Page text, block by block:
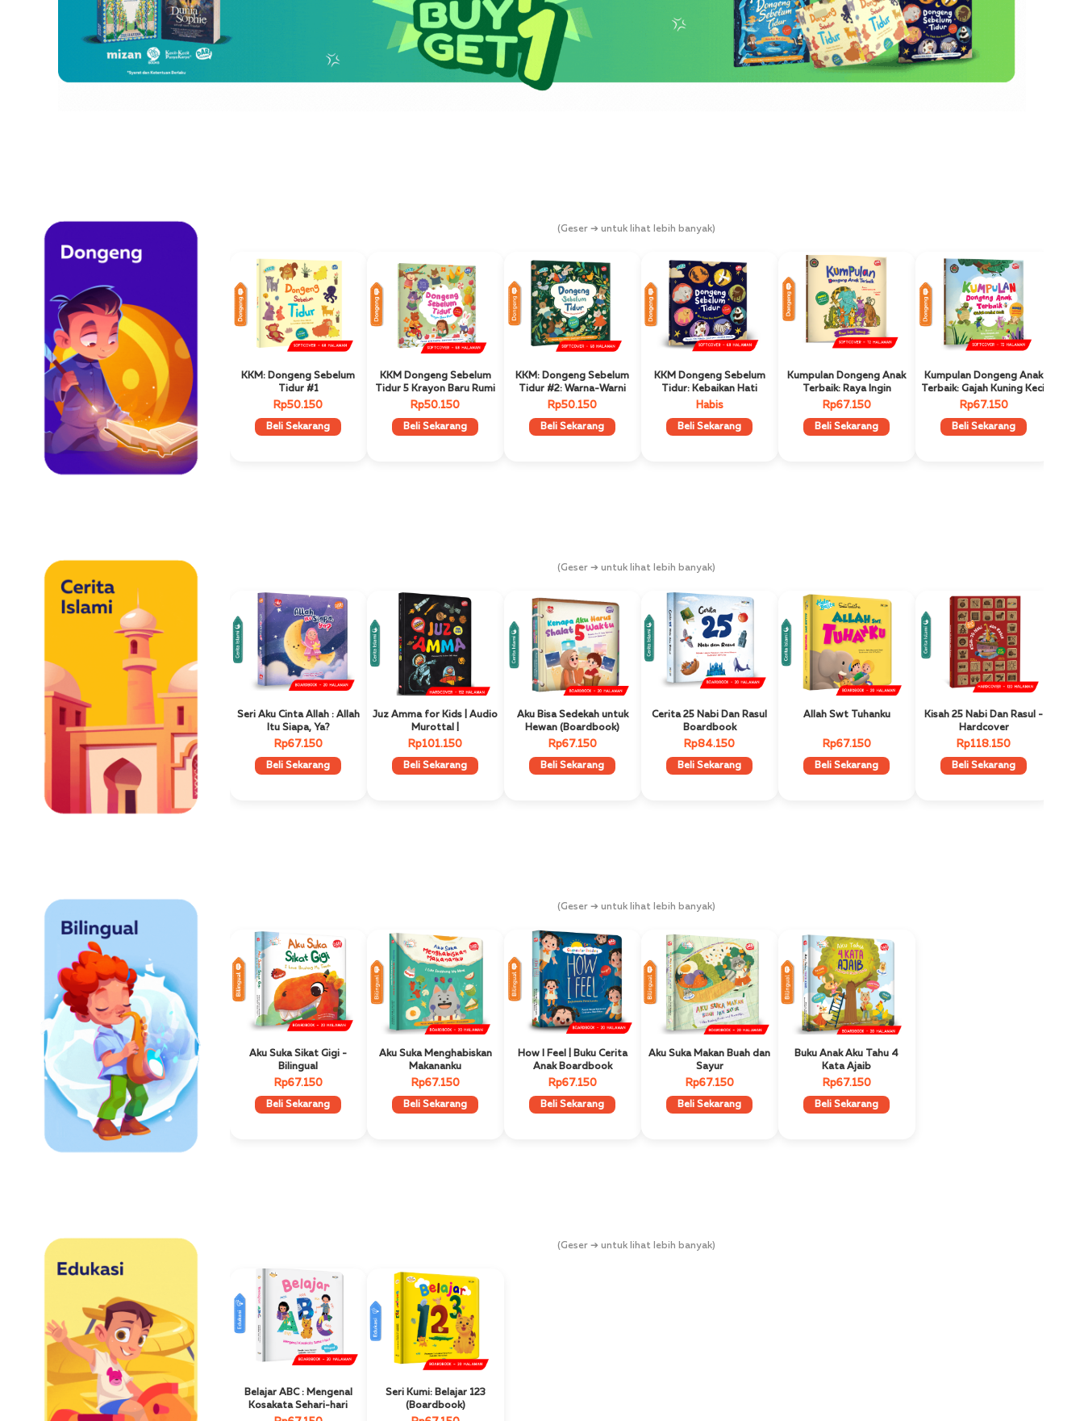
(Geser ➔ untuk lihat lebih banyak)
Dongeng Best Seller
KKM: Dongeng Sebelum
Tidur #1
Rp50.150
Beli Sekarang
Dongeng Best Seller
KKM Dongeng Sebelum
Tidur 5 Krayon Baru Rumi
Rp50.150
Beli Sekarang
Dongeng Best Seller
KKM: Dongeng Sebelum
Tidur #2: Warna-Warni
Balon Rubi
Rp50.150
Beli Sekarang
Dongeng Best Seller
KKM Dongeng Sebelum
Tidur: Kebaikan Hati
Habis
Beli Sekarang
Dongeng Best Seller
Kumpulan Dongeng Anak
Terbaik: Raya Ingin
Terbang
Rp67.150
Beli Sekarang
Dongeng Best Seller
Kumpulan Dongeng Anak
Terbaik: Gajah Kuning Kecil
Rp67.150
Beli Sekarang
(Geser ➔ untuk lihat lebih banyak)
Cerita Islami Best Seller
Seri Aku Cinta Allah : Allah
Itu Siapa, Ya?
Rp67.150
Beli Sekarang
Cerita Islami Best Seller
Juz Amma for Kids | Audio
Murottal |
Rp101.150
Beli Sekarang
Cerita Islami Best Seller
Aku Bisa Sedekah untuk
Hewan (Boardbook)
Rp67.150
Beli Sekarang
Cerita Islami Best Seller
Cerita 25 Nabi Dan Rasul
Boardbook
Rp84.150
Beli Sekarang
Cerita Islami Best Seller
Allah Swt Tuhanku
Rp67.150
Beli Sekarang
Cerita Islami Best Seller
Kisah 25 Nabi Dan Rasul -
Hardcover
Rp118.150
Beli Sekarang
(Geser ➔ untuk lihat lebih banyak)
Bilingual Best Seller
Aku Suka Sikat Gigi -
Bilingual
Rp67.150
Beli Sekarang
Bilingual Best Seller
Aku Suka Menghabiskan
Makananku
Rp67.150
Beli Sekarang
Bilingual Best Seller
How I Feel | Buku Cerita
Anak Boardbook
Rp67.150
Beli Sekarang
Bilingual Best Seller
Aku Suka Makan Buah dan
Sayur
Rp67.150
Beli Sekarang
Bilingual Best Seller
Buku Anak Aku Tahu 4
Kata Ajaib
Rp67.150
Beli Sekarang
(Geser ➔ untuk lihat lebih banyak)
Edukasi Best Seller
Belajar ABC : Mengenal
Kosakata Sehari-hari
Best Seller
Seri Kumi: Belajar 123
(Boardbook)